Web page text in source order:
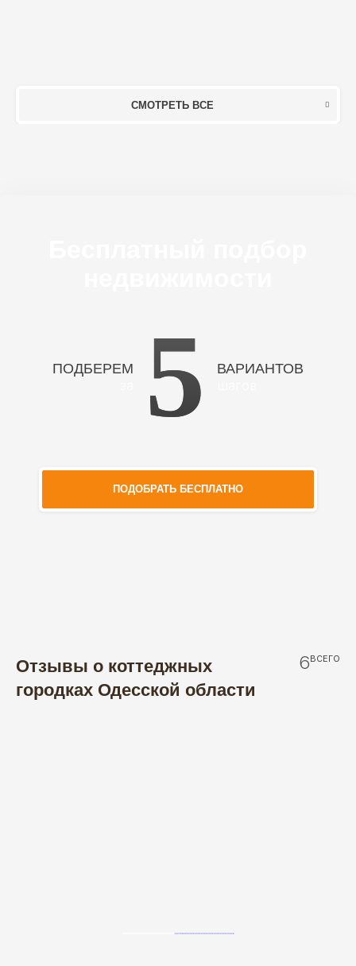
СМОТРЕТЬ ВСЕ
ПОДБЕРЕМ 5 ВАРИАНТОВ
ПОДОБРАТЬ БЕСПЛАТНО
Отзывы о коттеджных
городках Одесской области
6ВСЕГО